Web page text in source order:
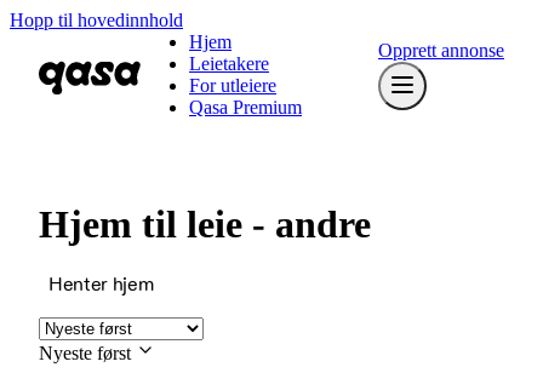
Hopp til hovedinnhold
Hjem
Leietakere
For utleiere
Qasa Premium
Opprett annonse
Hjem til leie - andre
Henter hjem
Nyeste først